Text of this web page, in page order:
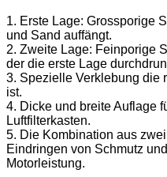
1. Erste Lage: Grossporige
und Sand auffängt.
2. Zweite Lage: Feinporige
der die erste Lage
3. Spezielle Verklebung die
ist.
4. Dicke und breite Auflage
Luftfilterkasten.
5. Die Kombination aus
Eindringen von Schmutz
Motorleistung.